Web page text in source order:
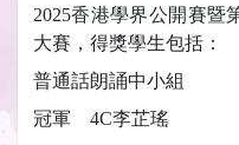
2025香港學界公開賽暨
大賽，得獎學生包括：
普通話朗誦中小組
冠軍 4C李芷瑤